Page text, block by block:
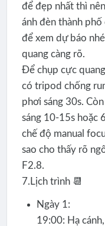
để đẹp nhất thì
ánh đèn thành
để xem dự báo
quang càng rõ.
Để chụp cực
có tripod chống
phơi sáng 30s.
sáng 10-15s hoặc
chế độ manual
sao cho thấy rõ
F2.8.
7.Lịch trình 📆
Ngày 1:
19:00: Hạ